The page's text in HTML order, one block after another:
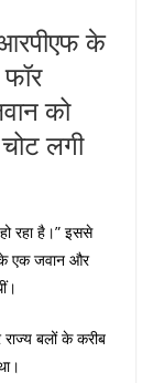
के
को
लगी
रहा है।” इससे
एक जवान और
बलों के करीब